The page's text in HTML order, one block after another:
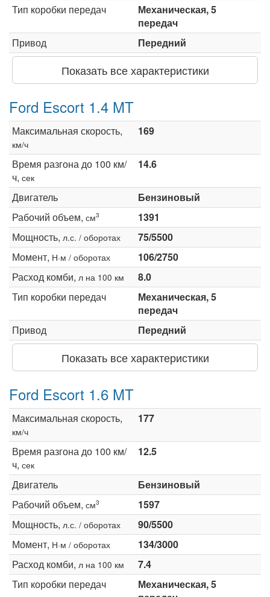
Тип коробки передач
Механическая, 5
передач
Привод
Передний
Показать все характеристики
Ford Escort 1.4 MT
Максимальная скорость,
км/ч
169
Время разгона до 100 км/
ч, сек
14.6
Двигатель
Бензиновый
Рабочий объем, см3
1391
Мощность, л.с. / оборотах
75/5500
Момент, Н·м / оборотах
106/2750
Расход комби, л на 100 км
8.0
Тип коробки передач
Механическая, 5
передач
Привод
Передний
Показать все характеристики
Ford Escort 1.6 MT
Максимальная скорость,
км/ч
177
Время разгона до 100 км/
ч, сек
12.5
Двигатель
Бензиновый
Рабочий объем, см3
1597
Мощность, л.с. / оборотах
90/5500
Момент, Н·м / оборотах
134/3000
Расход комби, л на 100 км
7.4
Тип коробки передач
Механическая, 5